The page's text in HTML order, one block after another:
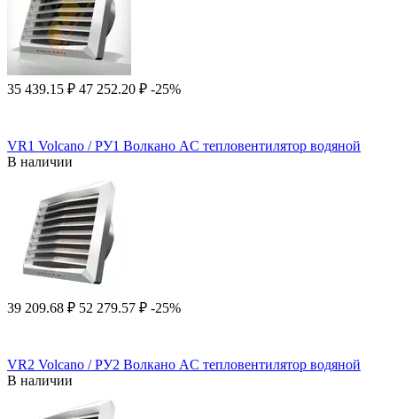
35 439.15 ₽ 47 252.20 ₽ -25%
VR1 Volcano / РУ1 Волкано AC тепловентилятор водяной
В наличии
39 209.68 ₽ 52 279.57 ₽ -25%
VR2 Volcano / РУ2 Волкано AC тепловентилятор водяной
В наличии